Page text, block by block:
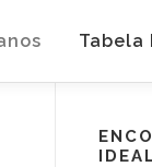
Tabela